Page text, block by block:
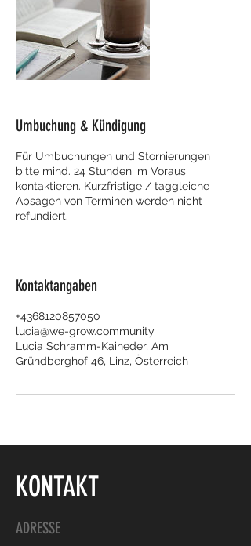
Umbuchung & Kündigung
Für Umbuchungen und Stornierungen
bitte mind. 24 Stunden im Voraus
kontaktieren. Kurzfristige / taggleiche
Absagen von Terminen werden nicht
refundiert.
Kontaktangaben
+4368120857050
lucia@we-grow.community
Lucia Schramm-Kaineder, Am
Gründberghof 46, Linz, Österreich
KONTAKT
ADRESSE